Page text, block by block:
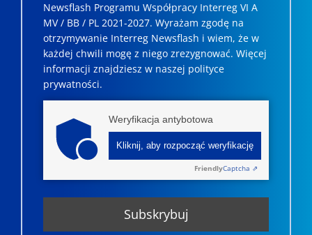
Newsflash Programu Współpracy Interreg VI A
MV / BB / PL 2021-2027. Wyrażam zgodę na
otrzymywanie Interreg Newsflash i wiem, że w
każdej chwili mogę z niego zrezygnować. ­­Więcej
informacji znajdziesz w naszej polityce
prywatności.
Weryfikacja antybotowa
Kliknij, aby rozpocząć weryfikację
FriendlyCaptcha ⇗